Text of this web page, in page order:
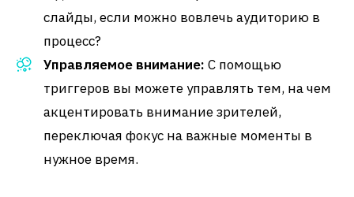
слайды, если можно вовлечь аудиторию в
процесс?
Управляемое внимание: С помощью
триггеров вы можете управлять тем, на чем
акцентировать внимание зрителей,
переключая фокус на важные моменты в
нужное время.